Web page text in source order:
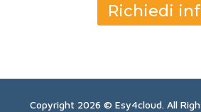
Richiedi
Copyright 2026 © Esy4cloud. All